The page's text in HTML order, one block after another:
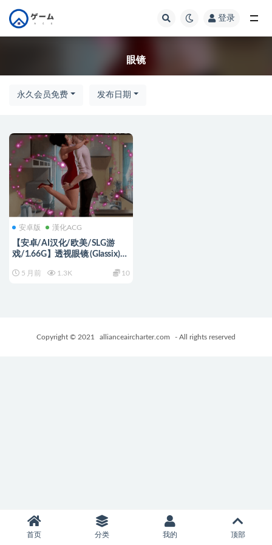
登录
眼镜
永久会员免费 发布日期
安卓版 漢化ACG
【安卓/AI汉化/欧美/SLG游
戏/1.66G】透视眼镜 (Glassix)
SLG游戏+1.66G
5 月前 1.3K 10
Copyright © 2021 allianceaircharter.com - All rights reserved
首页 分类 我的 顶部